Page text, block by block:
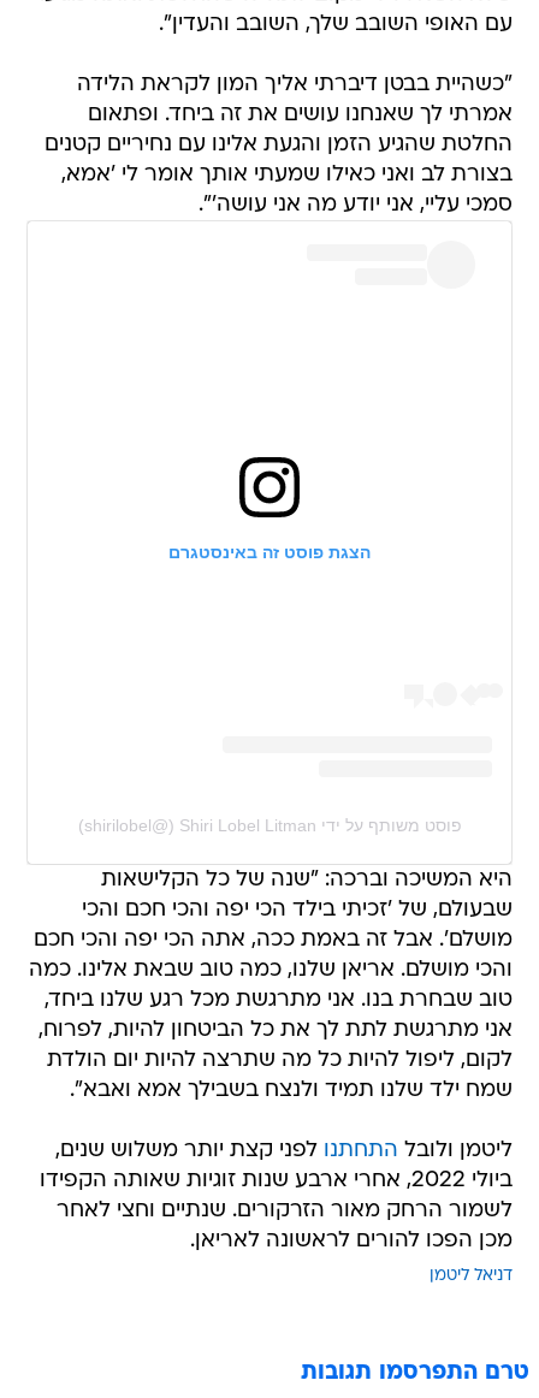
עם האופי השובב שלך, השובב והעדין".
"כשהיית בבטן דיברתי אליך המון לקראת הלידה
אמרתי לך שאנחנו עושים את זה ביחד. ופתאום
החלטת שהגיע הזמן והגעת אלינו עם נחיריים קטנים
בצורת לב ואני כאילו שמעתי אותך אומר לי 'אמא,
סמכי עליי, אני יודע מה אני עושה'".
הצגת פוסט זה באינסטגרם
פוסט משותף על ידי ‏‎Shiri Lobel Litman‎‏ (@‏‎shirilobel‎‏)
היא המשיכה וברכה: "שנה של כל הקלישאות
שבעולם, של 'זכיתי בילד הכי יפה והכי חכם והכי
מושלם'. אבל זה באמת ככה, אתה הכי יפה והכי חכם
והכי מושלם. אריאן שלנו, כמה טוב שבאת אלינו. כמה
טוב שבחרת בנו. אני מתרגשת מכל רגע שלנו ביחד,
אני מתרגשת לתת לך את כל הביטחון להיות, לפרוח,
לקום, ליפול להיות כל מה שתרצה להיות יום הולדת
שמח ילד שלנו תמיד ולנצח בשבילך אמא ואבא".
ליטמן ולובל התחתנו לפני קצת יותר משלוש שנים,
ביולי 2022, אחרי ארבע שנות זוגיות שאותה הקפידו
לשמור הרחק מאור הזרקורים. שנתיים וחצי לאחר
מכן הפכו להורים לראשונה לאריאן.
דניאל ליטמן
טרם התפרסמו תגובות